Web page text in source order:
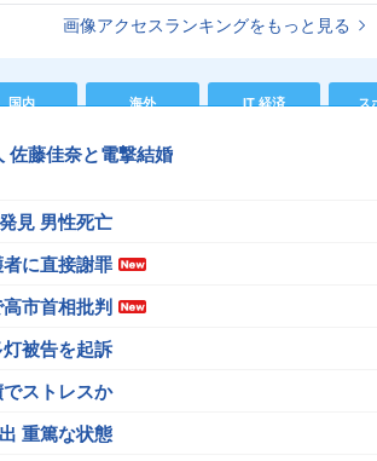
画像アクセスランキングをもっと見る
国内 海外 IT 経済 ス
佐藤佳奈と電撃結婚
見 男性死亡
に直接謝罪
市首相批判
被告を起訴
ストレスか
重篤な状態